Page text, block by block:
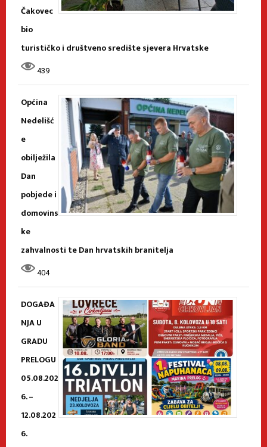
Čakovec
bio
turističko i društveno središte sjevera Hrvatske
439
Općina
Nedelišć
e
obilježila
Dan
pobjede i
domovins
ke
zahvalnosti te Dan hrvatskih branitelja
404
DOGAĐA
NJA U
GRADU
PRELOGU
05.08.202
6. –
12.08.202
6.